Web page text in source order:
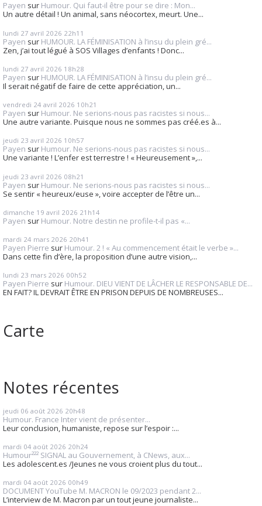
Payen sur Humour. Qui faut-il être pour se dire : Mon...
Un autre détail ! Un animal, sans néocortex, meurt. Une...
lundi 27 avril 2026 22h11
Payen sur HUMOUR. LA FÉMINISATION à l’insu du plein gré...
Zen, j’ai tout légué à SOS Villages d’enfants ! Donc...
lundi 27 avril 2026 18h28
Payen sur HUMOUR. LA FÉMINISATION à l’insu du plein gré...
Il serait négatif de faire de cette appréciation, un...
vendredi 24 avril 2026 10h21
Payen sur Humour. Ne serions-nous pas racistes si nous...
Une autre variante. Puisque nous ne sommes pas créé.es à...
jeudi 23 avril 2026 10h57
Payen sur Humour. Ne serions-nous pas racistes si nous...
Une variante ! L’enfer est terrestre ! « Heureusement »,...
jeudi 23 avril 2026 08h21
Payen sur Humour. Ne serions-nous pas racistes si nous...
Se sentir « heureux/euse », voire accepter de l’être un...
dimanche 19 avril 2026 21h14
Payen sur Humour. Notre destin ne profile-t-il pas «...
mardi 24 mars 2026 20h41
Payen Pierre sur Humour. 2 ! « Au commencement était le verbe »...
Dans cette fin d’ère, la proposition d’une autre vision,...
lundi 23 mars 2026 00h52
Payen Pierre sur Humour. DIEU VIENT DE LÂCHER LE RESPONSABLE DE...
EN FAIT? IL DEVRAIT ÊTRE EN PRISON DEPUIS DE NOMBREUSES...
Carte
Notes récentes
jeudi 06 août 2026 20h48
Humour. France Inter vient de présenter...
Leur conclusion, humaniste, repose sur l’espoir :...
mardi 04 août 2026 20h24
Humour²²² SIGNAL au Gouvernement, à CNews, aux...
Les adolescent.es /Jeunes ne vous croient plus du tout...
mardi 04 août 2026 00h49
DOCUMENT YouTube M. MACRON le 09/2023 pendant 2...
L’interview de M. Macron par un tout jeune journaliste...